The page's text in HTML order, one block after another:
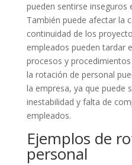
pueden sentirse inseguros
También puede afectar la
continuidad de los
empleados pueden tardar
procesos y
la rotación de personal
la empresa, ya que puede
inestabilidad y falta de
empleados.
Ejemplos de
personal